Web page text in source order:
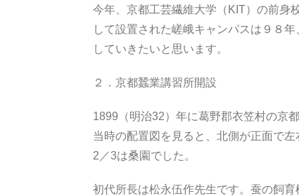
今年、京都工芸繊維大学（KIT）の前身
して設置された嵯峨キャンパスは９８
していきたいと思います。
２．京都蠶業講習所開設
1899（明治32）年に葛野郡衣笠村の京
当時の配置図を見ると、北側が正面で
2／3は桑園でした。
初代所長は松永伍作先生です。蚕の飼